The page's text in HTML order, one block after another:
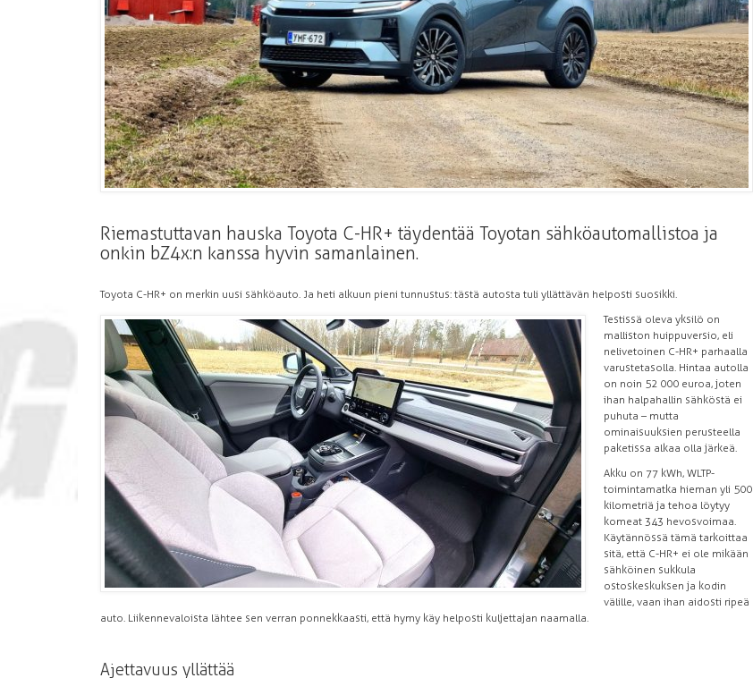
Riemastuttavan hauska Toyota C-HR+ täydentää Toyotan sähköautomallistoa ja
onkin bZ4x:n kanssa hyvin samanlainen.
Toyota C-HR+ on merkin uusi sähköauto. Ja heti alkuun pieni tunnustus: tästä autosta tuli yllättävän helposti suosikki.
Testissä oleva yksilö on
malliston huippuversio, eli
nelivetoinen C-HR+ parhaalla
varustetasolla. Hintaa autolla
on noin 52 000 euroa, joten
ihan halpahallin sähköstä ei
puhuta – mutta
ominaisuuksien perusteella
paketissa alkaa olla järkeä.
Akku on 77 kWh, WLTP-
toimintamatka hieman yli 500
kilometriä ja tehoa löytyy
komeat 343 hevosvoimaa.
Käytännössä tämä tarkoittaa
sitä, että C-HR+ ei ole mikään
sähköinen sukkula
ostoskeskuksen ja kodin
välille, vaan ihan aidosti ripeä
auto. Liikennevaloista lähtee sen verran ponnekkaasti, että hymy käy helposti kuljettajan naamalla.
Ajettavuus yllättää